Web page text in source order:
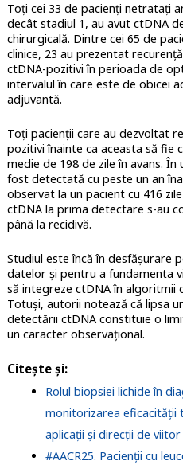
Toți cei 33 de pacienți netratați
decât stadiul 1, au avut ctDNA
chirurgicală. Dintre cei 65 de
clinice, 23 au prezentat
ctDNA-pozitivi în perioada de
intervalul în care este de obicei
adjuvantă.
Toți pacienții care au dezvoltat
pozitivi înainte ca aceasta să fie
medie de 198 de zile în avans.
fost detectată cu peste un an
observat la un pacient cu 416
ctDNA la prima detectare s-au
până la recidivă.
Studiul este încă în desfășurare
datelor și pentru a fundamenta
să integreze ctDNA în algoritmii
Totuși, autorii notează că lipsa
detectării ctDNA constituie o
un caracter observațional.
Citește și:
Rolul biopsiei lichide în
monitorizarea eficacității
aplicații și direcții de viitor
#AACR25. Pacienții cu